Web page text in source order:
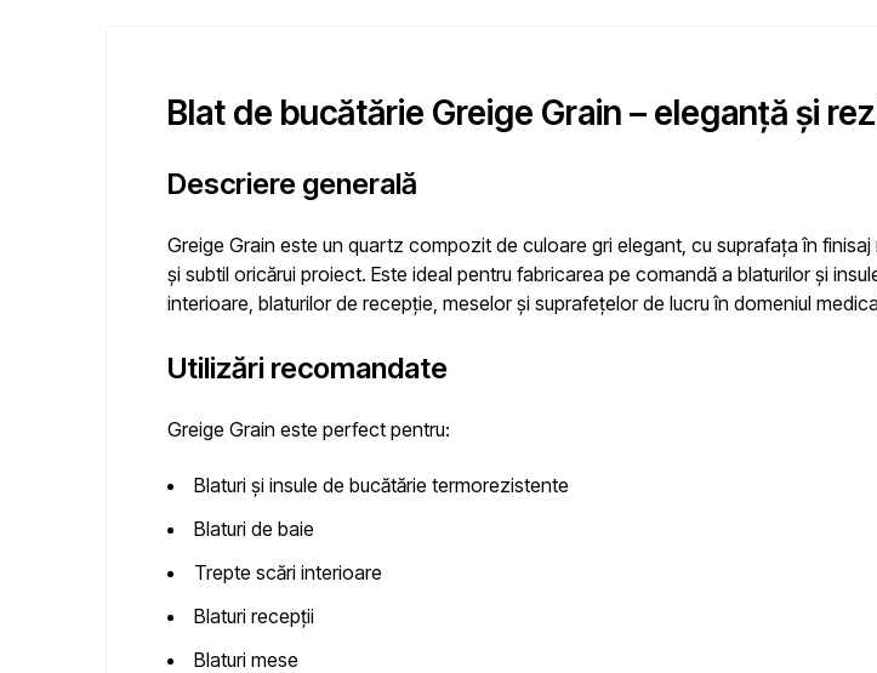
Blat de bucătărie Greige Grain – eleganță și
Descriere generală
Greige Grain este un quartz compozit de culoare gri elegant, cu suprafața în
și subtil oricărui proiect. Este ideal pentru fabricarea pe comandă a blaturilor și
interioare, blaturilor de recepție, meselor și suprafețelor de lucru în domeniul
Utilizări recomandate
Greige Grain este perfect pentru:
Blaturi și insule de bucătărie termorezistente
Blaturi de baie
Trepte scări interioare
Blaturi recepții
Blaturi mese